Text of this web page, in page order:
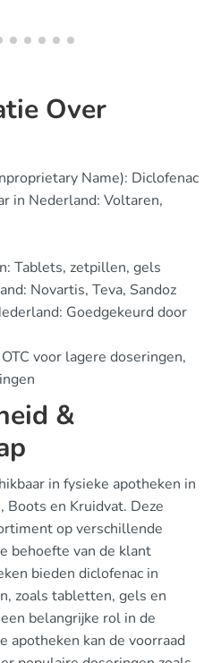
Over
Name): Diclofenac
in Nederland: Voltaren,
Tablets, zetpillen, gels
Novartis, Teva, Sandoz
Goedgekeurd door
voor lagere doseringen,
&
in fysieke apotheken in
Boots en Kruidvat. Deze
op verschillende
behoefte van de klant
bieden diclofenac in
zoals tabletten, gels en
belangrijke rol in de
apotheken kan de voorraad